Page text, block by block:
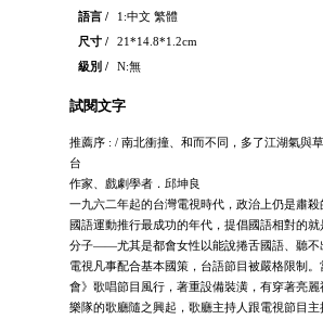
語言 /
1:中文 繁體
尺寸 /
21*14.8*1.2cm
級別 /
N:無
試閱文字
推薦序 : / 南北衝撞、和而不同，多了江湖氣與
台
作家、戲劇學者．邱坤良
一九六二年起的台灣電視時代，政治上仍是肅殺
國語運動推行最成功的年代，提倡國語相對的
分子——尤其是都會女性以能說捲舌國語、聽不
電視凡事配合基本國策，台語節目被嚴格限制。
會》歌唱節目風行，著重設備裝潢，有穿著亮
樂隊的歌廳隨之興起，歌廳主持人跟電視節目